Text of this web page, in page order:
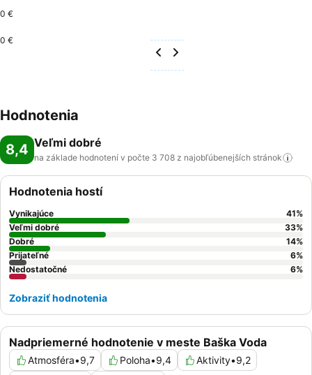
0 €
0 €
Hodnotenia
8,4 Veľmi dobré
na základe hodnotení v počte 3 708 z najobľúbenejších stránok
Nadpriemerné hodnotenie v meste Baška Voda
Atmosféra•9,7 Poloha•9,4 Aktivity•9,2
Hodnotenia hostí
Vynikajúce 41%
Veľmi dobré
33%
Dobré
14%
Prijateľné
6%
Nedostatočné
6%
Zobraziť hodnotenia